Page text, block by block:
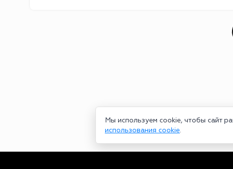
Мы используем cookie, чтобы сайт
использования cookie.